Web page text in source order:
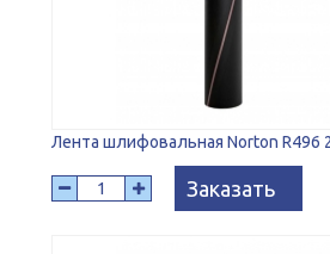
Лента шлифовальная Norton R496
Заказать